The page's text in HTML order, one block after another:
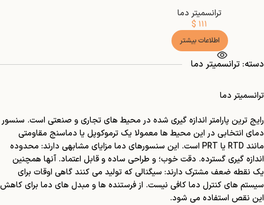
ترانسمیتر دما
$ ۱۱۱
اطلاعات بیشتر
دسته: ترانسمیتر دما
ترانسمیتر دما
رایج ترین پارامتر اندازه گیری شده در محیط های تجاری و صنعتی است. سنسور
دمای انتخابی در این محیط ها معمولا یک ترموکوپل یا دماسنج مقاومتی
مانند RTD یا PRT است. این سنسورهای دما مزایای مشابهی دارند: محدوده
اندازه گیری گسترده. دقت خوب؛ و طراحی ساده و قابل اعتماد. آنها همچنین
یک نقطه ضعف مشترک دارند: سیگنالی که تولید می کنند گاهی اوقات برای
سیستم های کنترل دما کافی نیست. از فرستنده ها و مبدل های دما برای کاهش
این نقص استفاده می شود.